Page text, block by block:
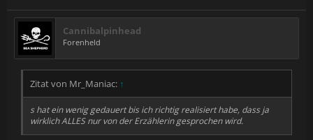
Cannibalpinhead
Forenheld
Zitat von Mr_Maniac: ↑
s hat ein wenig gedauert bis ich richtig realisiert habe, dass ja
wirklich ALLES nur von der Erzählerin gesprochen wird.